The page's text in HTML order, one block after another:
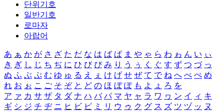
단위기호
일반기호
로마자
아랍어
あ ぁ か が さ ざ た だ な は ば ぱ ま や ゃ ら わ ゎ ん い ぃ
き ぎ し じ ち ぢ に ひ び ぴ み り う ぅ く ぐ す ず つ づ っ
ぬ ふ ぶ ぷ む ゆ ゅ る え ぇ け げ せ ぜ て で ね へ べ ぺ め
れ お ぉ こ ご そ ぞ と ど の ほ ぼ ぽ も よ ょ ろ を
ア ァ カ サ ザ タ ダ ナ ハ バ パ マ ヤ ャ ラ ワ ヮ ン イ ィ キ
ギ シ ジ チ ヂ ニ ヒ ビ ピ ミ リ ウ ゥ ク グ ス ズ ツ ヅ ッ ヌ